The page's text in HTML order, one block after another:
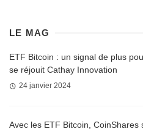
LE MAG
ETF Bitcoin : un signal de plus
se réjouit Cathay Innovation
24 janvier 2024
Avec les ETF Bitcoin, CoinShares